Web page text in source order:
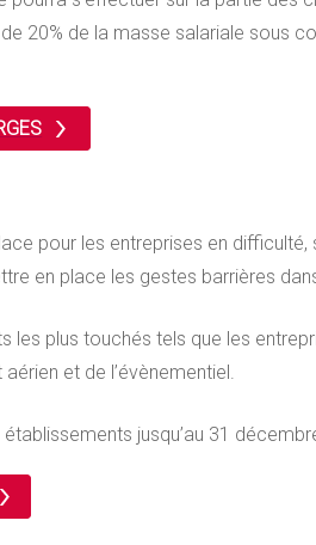
20% de la masse salariale sous
pour les entreprises en
en place les gestes barrières
plus touchés tels que les
et de l’évènementiel.
jusqu’au 31